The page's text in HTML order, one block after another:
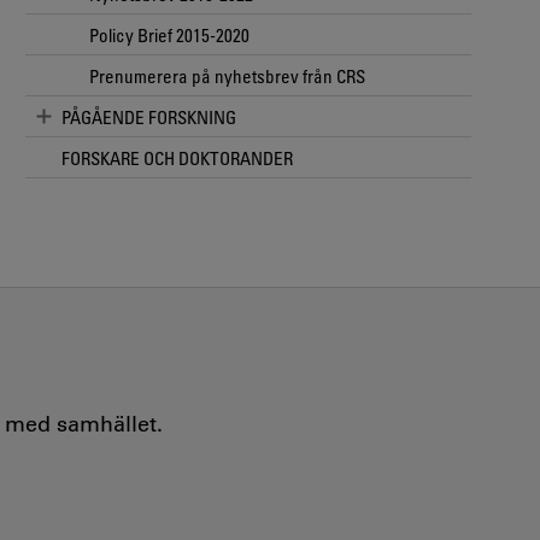
Policy Brief 2015-2020
Prenumerera på nyhetsbrev från CRS
PÅGÅENDE FORSKNING
FORSKARE OCH DOKTORANDER
samhället.